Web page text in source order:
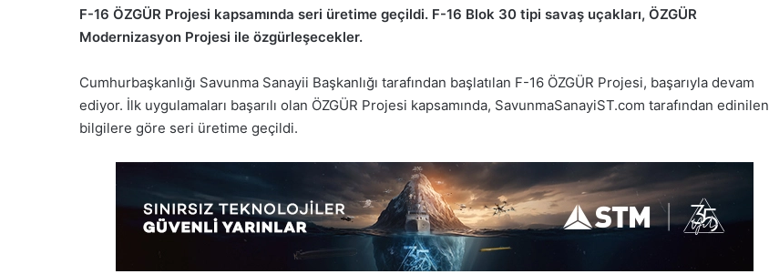
F-16 ÖZGÜR Projesi kapsamında seri üretime geçildi. F-16 Blok 30 tipi savaş uçakları, ÖZGÜR
Modernizasyon Projesi ile özgürleşecekler.
Cumhurbaşkanlığı Savunma Sanayii Başkanlığı tarafından başlatılan F-16 ÖZGÜR Projesi, başarıyla devam
ediyor. İlk uygulamaları başarılı olan ÖZGÜR Projesi kapsamında, SavunmaSanayiST.com tarafından edinilen
bilgilere göre seri üretime geçildi.